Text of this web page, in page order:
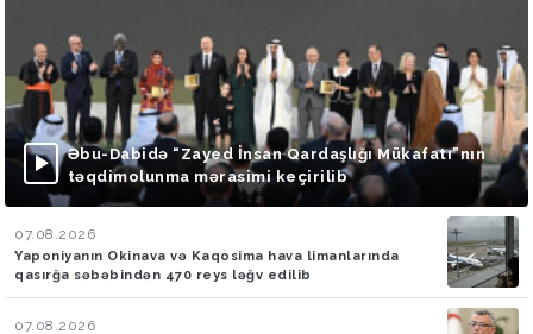
Əbu-Dabidə “Zayed İnsan Qardaşlığı Mükafatı”nın
təqdimolunma mərasimi keçirilib
07.08.2026
Yaponiyanın Okinava və Kaqosima hava limanlarında
qasırğa səbəbindən 470 reys ləğv edilib
07.08.2026